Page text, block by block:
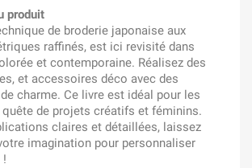
produit
de broderie japonaise aux
raffinés, est ici revisité dans
et contemporaine. Réalisez des
et accessoires déco avec des
charme. Ce livre est idéal pour les
quête de projets créatifs et féminins.
claires et détaillées, laissez
imagination pour personnaliser
!